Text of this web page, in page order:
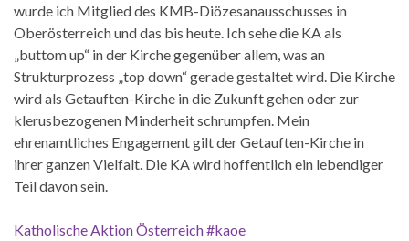
wurde ich Mitglied des KMB-Diözesanausschusses in
Oberösterreich und das bis heute. Ich sehe die KA als
„buttom up“ in der Kirche gegenüber allem, was an
Strukturprozess „top down“ gerade gestaltet wird. Die Kirche
wird als Getauften-Kirche in die Zukunft gehen oder zur
klerusbezogenen Minderheit schrumpfen. Mein
ehrenamtliches Engagement gilt der Getauften-Kirche in
ihrer ganzen Vielfalt. Die KA wird hoffentlich ein lebendiger
Teil davon sein.
Katholische Aktion Österreich #kaoe